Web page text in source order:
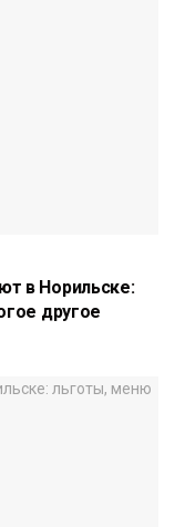
в Норильске:
другое